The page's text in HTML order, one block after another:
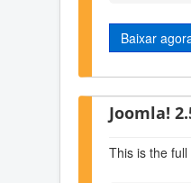
Baixar
Joomla!
This is the